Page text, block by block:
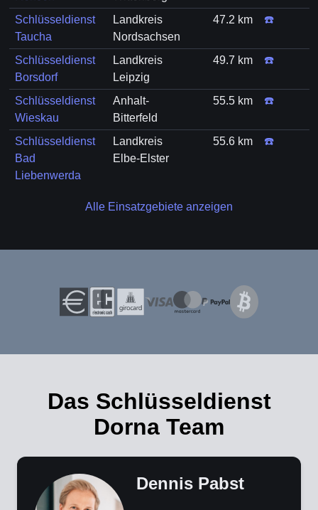
Schlüsseldienst
Taucha
Landkreis
Nordsachsen
47.2 km ☎️
Schlüsseldienst
Borsdorf
Landkreis
Leipzig
49.7 km ☎️
Schlüsseldienst
Wieskau
Anhalt-
Bitterfeld
55.5 km ☎️
Schlüsseldienst
Bad
Liebenwerda
Landkreis
Elbe-Elster
55.6 km ☎️
Alle Einsatzgebiete anzeigen
Das Schlüsseldienst
Dorna Team
Dennis Pabst